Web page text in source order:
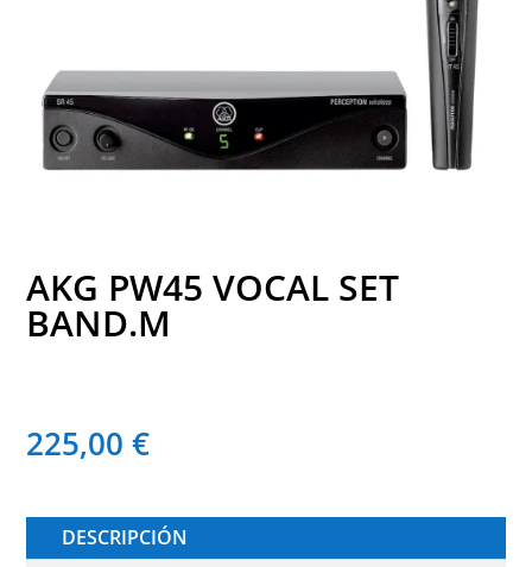
AKG PW45 VOCAL SET
BAND.M
225,00€
DESCRIPCIÓN